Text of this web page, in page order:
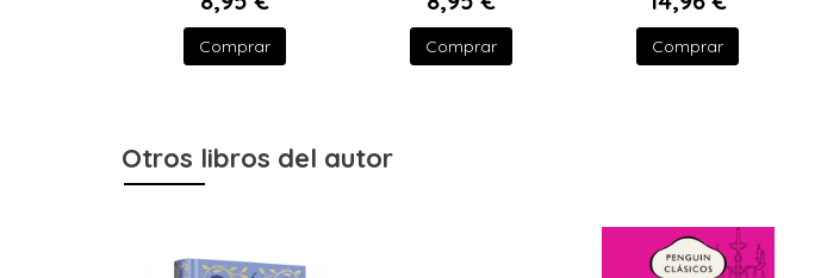
Comprar Comprar Comprar
Otros libros del autor